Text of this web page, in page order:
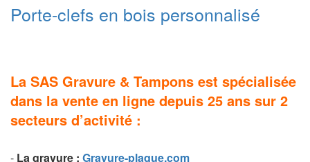
Porte-clefs en bois personnalisé
La SAS Gravure & Tampons est spécialisée
dans la vente en ligne depuis 25 ans sur 2
secteurs d’activité :
- La gravure : Gravure-plaque.com